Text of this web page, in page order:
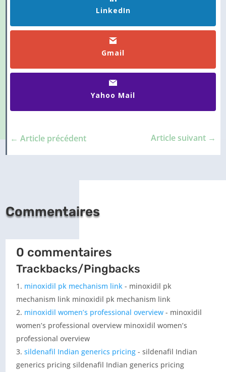
LinkedIn
Gmail
Yahoo Mail
←Article précédent Article suivant→
Commentaires
0 commentaires
Trackbacks/Pingbacks
minoxidil pk mechanism link - minoxidil pk
mechanism link minoxidil pk mechanism link
minoxidil women’s professional overview - minoxidil
women’s professional overview minoxidil women’s
professional overview
sildenafil Indian generics pricing - sildenafil Indian
generics pricing sildenafil Indian generics pricing